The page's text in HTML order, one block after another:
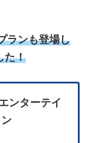
ランも登場し
た！
ンターテイ